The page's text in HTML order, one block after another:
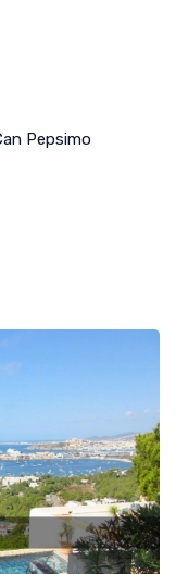
Pepsimo